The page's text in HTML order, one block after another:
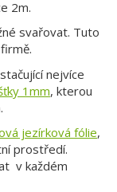
2m.
svařovat. Tuto
nejvíce
1mm, kterou
jezírková fólie,
prostředí.
v každém